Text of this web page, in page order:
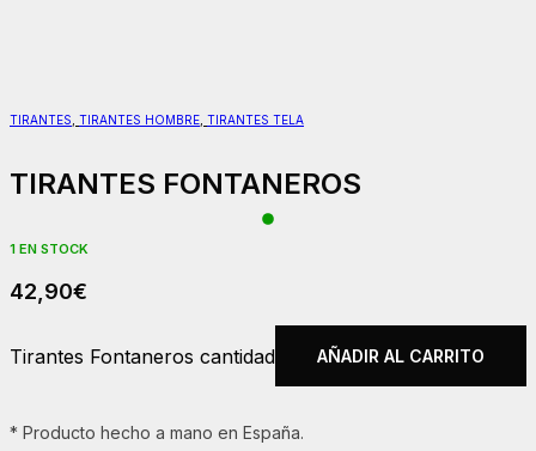
TIRANTES TIRANTES HOMBRE TIRANTES TELA
TIRANTES FONTANEROS
1 EN STOCK
42,90€
Tirantes Fontaneros cantidad AÑADIR AL CARRITO
* Producto hecho a mano en España.